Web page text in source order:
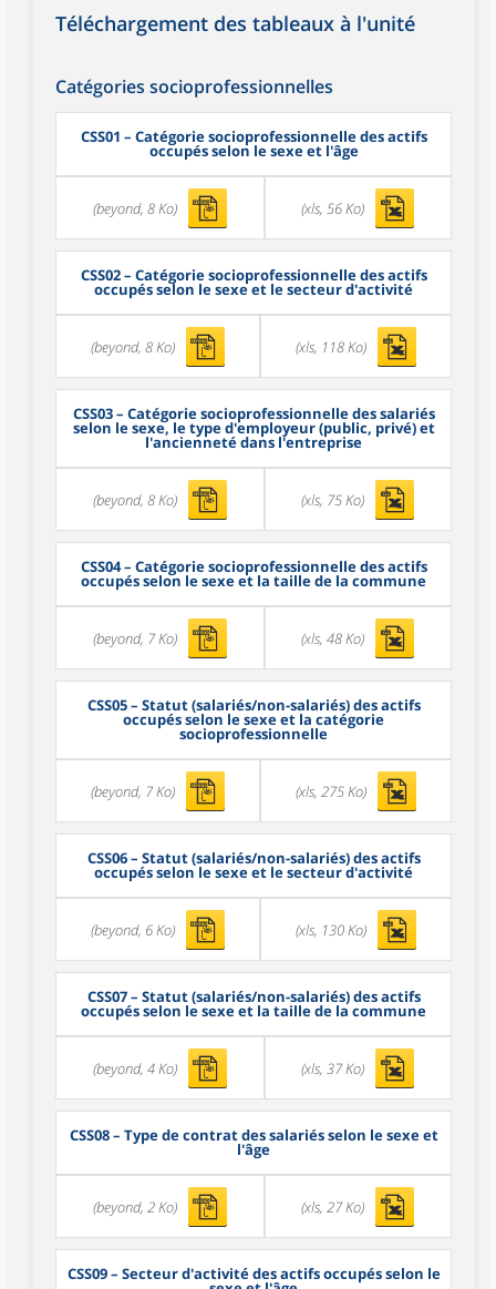
Téléchargement des tableaux à l'unité
Catégories socioprofessionnelles
CSS01 – Catégorie socioprofessionnelle des actifs
occupés selon le sexe et l'âge
(beyond, 8 Ko) (xls, 56 Ko)
CSS02– Catégorie socioprofessionnelle des actifs
occupés selon le sexe et le secteur d'activité
(beyond, 8 Ko) (xls, 118 Ko)
CSS03– Catégorie socioprofessionnelle des salariés
selon le sexe, le type d'employeur (public, privé) et
l'ancienneté dans l'entreprise
(beyond, 8 Ko) (xls, 75 Ko)
CSS04– Catégorie socioprofessionnelle des actifs
occupés selon le sexe et la taille de la commune
(beyond, 7 Ko) (xls, 48 Ko)
CSS05– Statut (salariés/non-salariés) des actifs
occupés selon le sexe et la catégorie
socioprofessionnelle
(beyond, 7 Ko) (xls, 275 Ko)
CSS06– Statut (salariés/non-salariés) des actifs
occupés selon le sexe et le secteur d'activité
(beyond, 6 Ko) (xls, 130 Ko)
CSS07– Statut (salariés/non-salariés) des actifs
occupés selon le sexe et la taille de la commune
(beyond, 4 Ko) (xls, 37 Ko)
CSS08– Type de contrat des salariés selon le sexe et
l'âge
(beyond, 2 Ko) (xls, 27 Ko)
CSS09– Secteur d'activité des actifs occupés selon le